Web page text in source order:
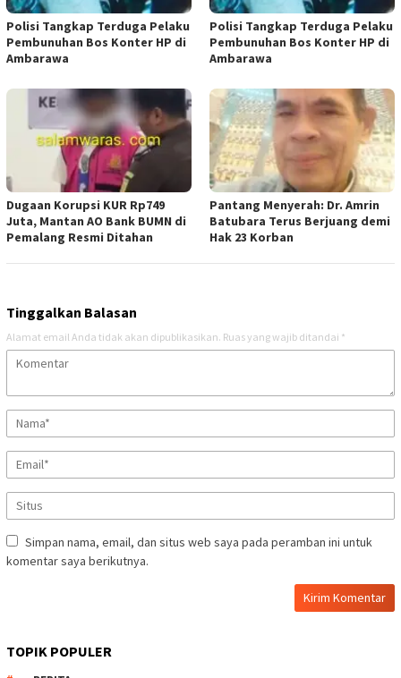
Polisi Tangkap Terduga Pelaku
Pembunuhan Bos Konter HP di
Ambarawa
Polisi Tangkap Terduga Pelaku
Pembunuhan Bos Konter HP di
Ambarawa
Dugaan Korupsi KUR Rp749
Juta, Mantan AO Bank BUMN di
Pemalang Resmi Ditahan
Pantang Menyerah: Dr. Amrin
Batubara Terus Berjuang demi
Hak 23 Korban
Tinggalkan Balasan
Alamat email Anda tidak akan dipublikasikan. Ruas yang wajib ditandai *
Simpan nama, email, dan situs web saya pada peramban ini untuk
komentar saya berikutnya.
TOPIK POPULER